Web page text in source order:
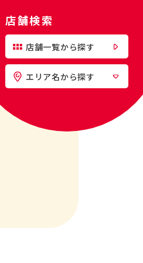
店舗検索
店舗一覧から探す
エリア名から探す